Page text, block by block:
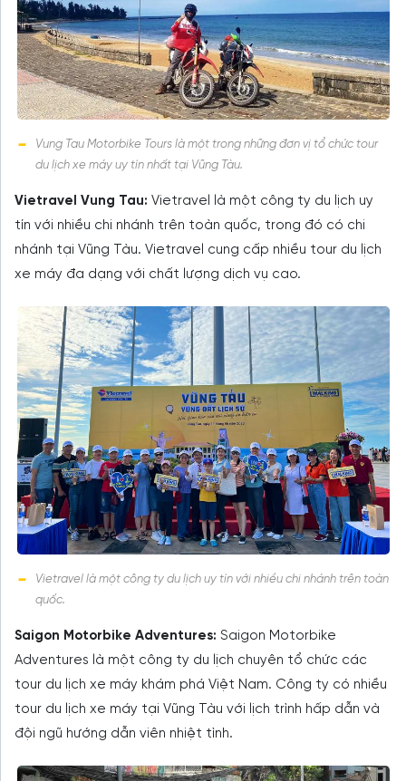
Vung Tau Motorbike Tours là một trong những đơn vị tổ chức tour
du lịch xe máy uy tín nhất tại Vũng Tàu.
Vietravel Vung Tau: Vietravel là một công ty du lịch uy
tín với nhiều chi nhánh trên toàn quốc, trong đó có chi
nhánh tại Vũng Tàu. Vietravel cung cấp nhiều tour du lịch
xe máy đa dạng với chất lượng dịch vụ cao.
Vietravel là một công ty du lịch uy tín với nhiều chi nhánh trên toàn
quốc.
Saigon Motorbike Adventures: Saigon Motorbike
Adventures là một công ty du lịch chuyên tổ chức các
tour du lịch xe máy khám phá Việt Nam. Công ty có nhiều
tour du lịch xe máy tại Vũng Tàu với lịch trình hấp dẫn và
đội ngũ hướng dẫn viên nhiệt tình.